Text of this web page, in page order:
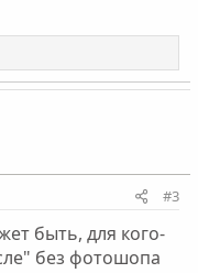
#3
быть, для кого-
без фотошопа